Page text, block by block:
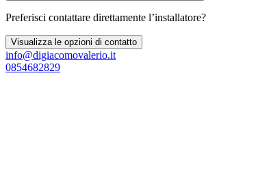
Preferisci contattare direttamente l’installatore?
Visualizza le opzioni di contatto
info@digiacomovalerio.it
0854682829